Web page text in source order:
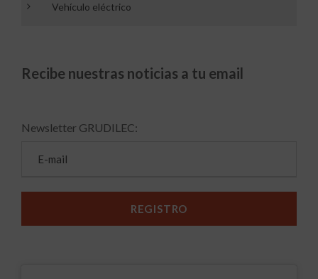
Vehículo eléctrico
Recibe nuestras noticias a tu email
Newsletter GRUDILEC: